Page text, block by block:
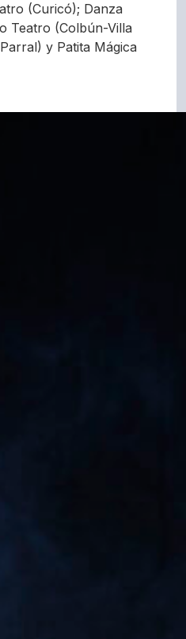
(Curicó); Danza
Teatro (Colbún-Villa
y Patita Mágica